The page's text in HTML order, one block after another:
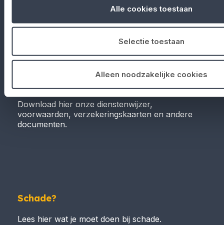
Alle cookies toestaan
Selectie toestaan
Alleen noodzakelijke cookies
AFM-nummer: 12016958
Download hier onze dienstenwijzer,
voorwaarden, verzekeringskaarten en andere
documenten.
Schade?
Lees hier wat je moet doen bij schade.